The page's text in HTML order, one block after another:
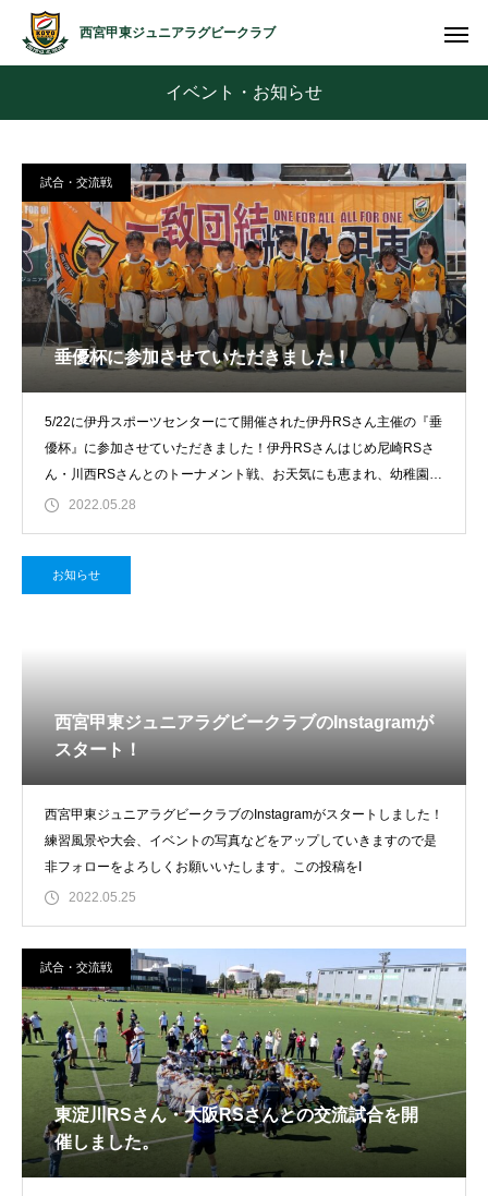
西宮甲東ジュニアラグビークラブ
イベント・お知らせ
試合・交流戦
垂優杯に参加させていただきました！
5/22に伊丹スポーツセンターにて開催された伊丹RSさん主催の『垂
優杯』に参加させていただきました！伊丹RSさんはじめ尼崎RSさ
ん・川西RSさんとのトーナメント戦、お天気にも恵まれ、幼稚園か
ら６年生2022.05.28
お知らせ
西宮甲東ジュニアラグビークラブのInstagramが
スタート！
西宮甲東ジュニアラグビークラブのInstagramがスタートしました！
練習風景や大会、イベントの写真などをアップしていきますので是
非フォローをよろしくお願いいたします。この投稿をI
2022.05.25
試合・交流戦
東淀川RSさん・大阪RSさんとの交流試合を開
催しました。